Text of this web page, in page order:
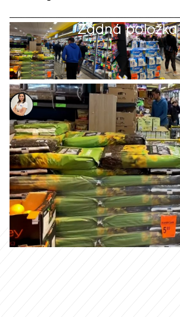
Žádná
Adriana Kubisová
27. dub 2024, 21:45
Na začátku dubna se v
základní potraviny, a to z
analytiků to mělo znamenat,
nevyplatí. Za hranice proto
jak se měsíc od zvýšení DPH v